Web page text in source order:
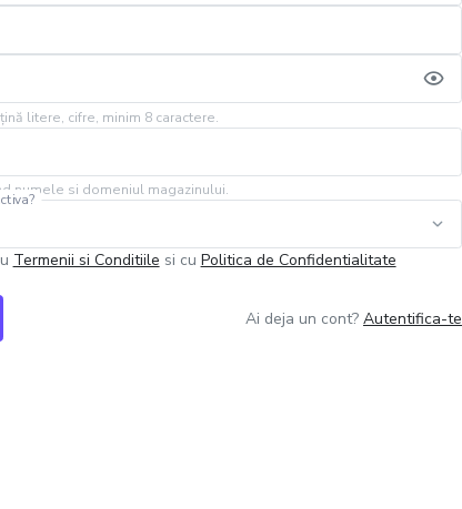
litere, cifre, minim 8 caractere.
numele si domeniul magazinului.
Termenii si Conditiile si cu Politica de Confidentialitate
Ai deja un cont? Autentifica-te